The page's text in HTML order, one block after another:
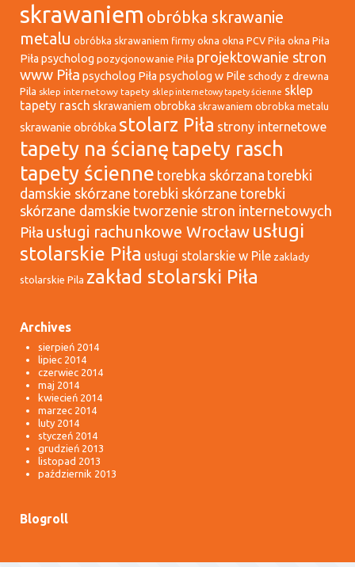
skrawaniem obróbka skrawanie
metalu obróbka skrawaniem firmy okna okna PCV Piła okna Piła
Piła psycholog pozycjonowanie Piła projektowanie stron
www Piła psycholog Piła psycholog w Pile schody z drewna
Pila sklep internetowy tapety sklep internetowy tapety ścienne sklep
tapety rasch skrawaniem obrobka skrawaniem obrobka metalu
skrawanie obróbka stolarz Piła strony internetowe
tapety na ścianę tapety rasch
tapety ścienne torebka skórzana torebki
damskie skórzane torebki skórzane torebki
skórzane damskie tworzenie stron internetowych
Piła usługi rachunkowe Wrocław usługi
stolarskie Piła usługi stolarskie w Pile zaklady
stolarskie Pila zakład stolarski Piła
Archives
sierpień 2014
lipiec 2014
czerwiec 2014
maj 2014
kwiecień 2014
marzec 2014
luty 2014
styczeń 2014
grudzień 2013
listopad 2013
październik 2013
Blogroll